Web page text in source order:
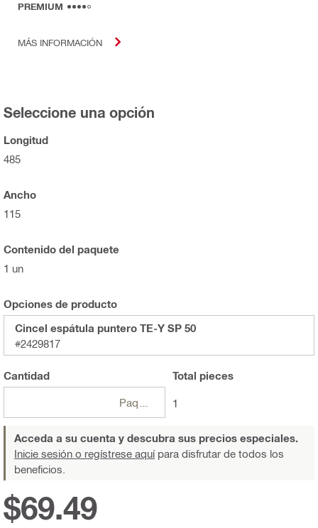
PREMIUM
MÁS INFORMACIÓN
Seleccione una opción
Longitud
485
Ancho
115
Contenido del paquete
1 un
Opciones de producto
Cincel espátula puntero TE-Y SP 50
#2429817
Cantidad Total pieces
1
Acceda a su cuenta y descubra sus precios especiales.
Inicie sesión o regístrese aquípara disfrutar de todos los
beneficios.
$69.49